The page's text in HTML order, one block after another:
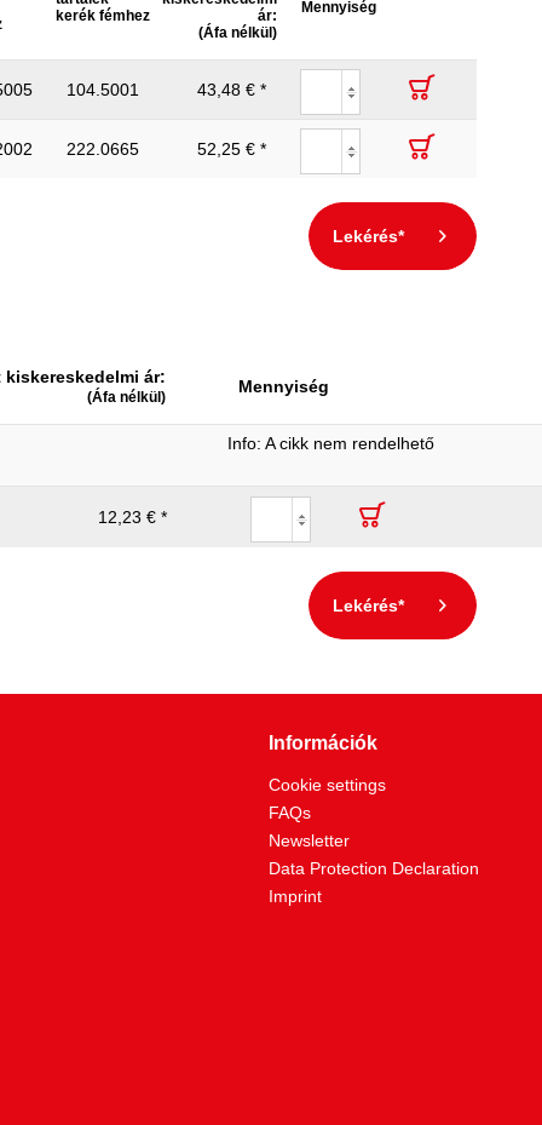
kerék fémhez
ár:
(Áfa nélkül)
Mennyiség
104.5001 43,48 € *
222.0665 52,25 € *
Lekérés*
ár:
(Áfa nélkül)
Mennyiség
Info: A cikk nem rendelhető
12,23 € *
Lekérés*
Információk
Cookie settings
FAQs
Newsletter
Data Protection Declaration
Imprint